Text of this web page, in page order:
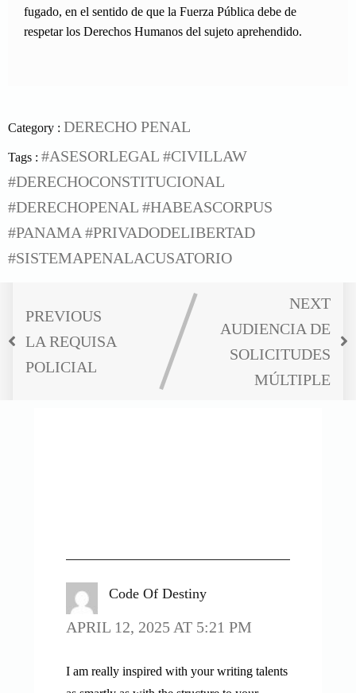
fugado, en el sentido de que la Fuerza Pública debe de
respetar los Derechos Humanos del sujeto aprehendido.
Category : DERECHO PENAL
Tags : #ASESORLEGAL #CIVILLAW
#DERECHOCONSTITUCIONAL
#DERECHOPENAL #HABEASCORPUS
#PANAMA #PRIVADODELIBERTAD
#SISTEMAPENALACUSATORIO
PREVIOUS
LA REQUISA
POLICIAL
NEXT
AUDIENCIA DE
SOLICITUDES
MÚLTIPLE
Code Of Destiny
APRIL 12, 2025 AT 5:21 PM
I am really inspired with your writing talents